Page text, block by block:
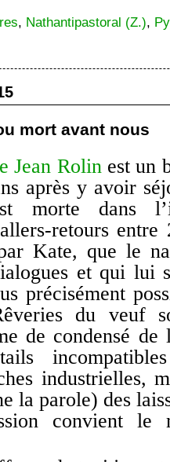
, Nathantipastoral (Z.),
mort avant nous
Jean Rolinest un
après y avoir
morte dans
retours
Kate, que le
et qui lui
précisément
du veuf
de condensé
industrielles,
la parole) des
convient le